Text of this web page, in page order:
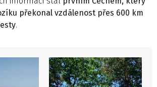
překonal vzdálenost přes 600 km
.